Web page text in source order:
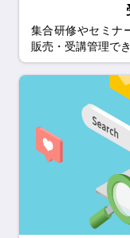
集合研修やセミナ
販売・受講管理で